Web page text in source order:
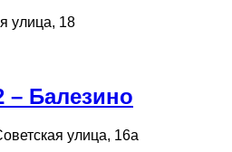
улица, 18
– Балезино
улица, 16а